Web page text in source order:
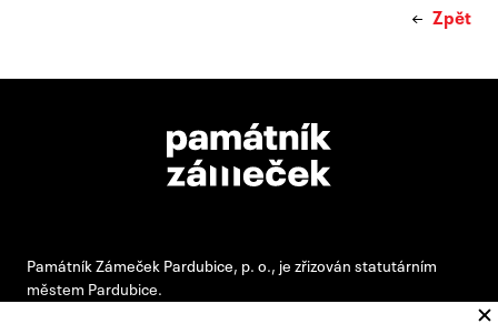
Zpět
Památník Zámeček Pardubice, p. o., je zřizován statutárním
městem Pardubice.